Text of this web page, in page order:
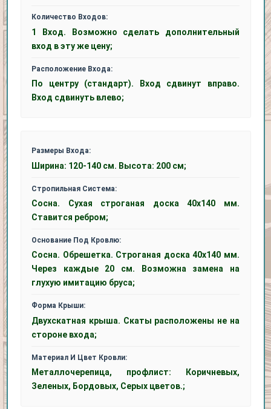
Количество Входов:
1 Вход. Возможно сделать дополнительный
вход в эту же цену;
Расположение Входа:
По центру (стандарт). Вход сдвинут вправо.
Вход сдвинуть влево;
Размеры Входа:
Ширина: 120-140 см. Высота: 200 см;
Стропильная Система:
Сосна. Сухая строганая доска 40х140 мм.
Ставится ребром;
Основание Под Кровлю:
Сосна. Обрешетка. Строганая доска 40х140 мм.
Через каждые 20 см. Возможна замена на
глухую имитацию бруса;
Форма Крыши:
Двухскатная крыша. Скаты расположены не на
стороне входа;
Материал И Цвет Кровли:
Металлочерепица, профлист: Коричневых,
Зеленых, Бордовых, Серых цветов.;